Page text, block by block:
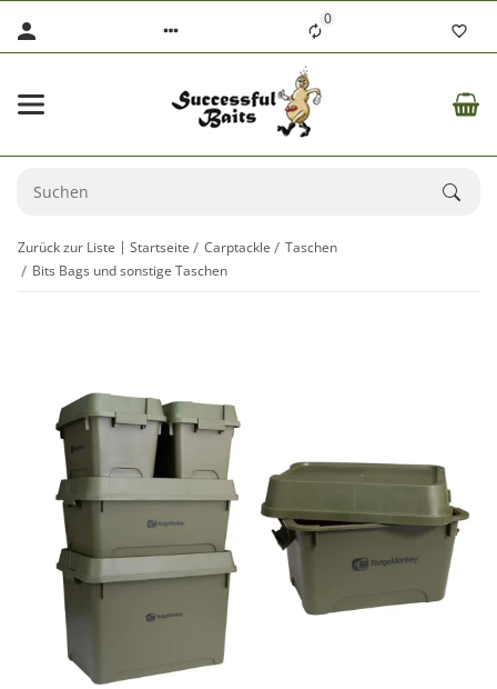
0
Zurück zur Liste Startseite Carptackle
Taschen
Bits Bags und sonstige Taschen